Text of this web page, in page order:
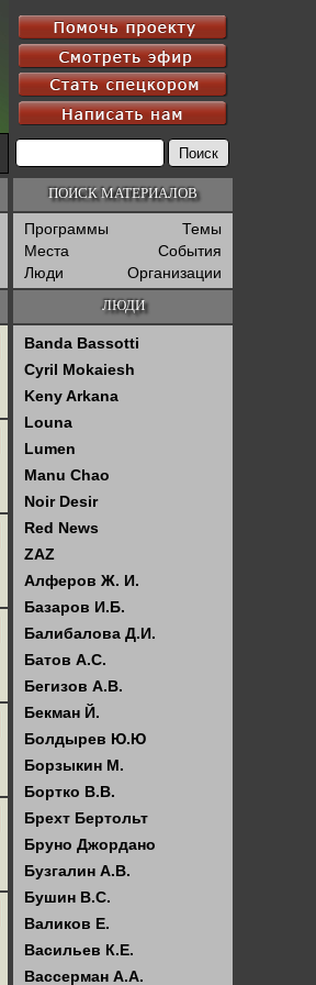
ПОИСК МАТЕРИАЛОВ
Программы
Темы
Места
События
Люди
Организации
ЛЮДИ
Banda Bassotti
Cyril Mokaiesh
Keny Arkana
Louna
Lumen
Manu Chao
Noir Desir
Red News
ZAZ
Алферов Ж. И.
Базаров И.Б.
Балибалова Д.И.
Батов А.С.
Бегизов А.В.
Бекман Й.
Болдырев Ю.Ю
Борзыкин М.
Бортко В.В.
Брехт Бертольт
Бруно Джордано
Бузгалин А.В.
Бушин В.С.
Валиков Е.
Васильев К.Е.
Вассерман А.А.